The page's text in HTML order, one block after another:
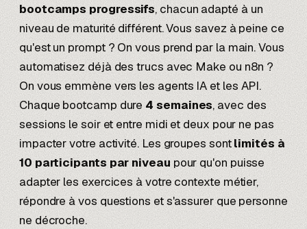
bootcamps progressifs, chacun adapté à un
niveau de maturité différent. Vous savez à peine ce
qu'est un prompt ? On vous prend par la main. Vous
automatisez déjà des trucs avec Make ou n8n ?
On vous emmène vers les agents IA et les API.
Chaque bootcamp dure 4 semaines, avec des
sessions le soir et entre midi et deux pour ne pas
impacter votre activité. Les groupes sontlimités à
10 participants par niveau pour qu'on puisse
adapter les exercices à votre contexte métier,
répondre à vos questions et s'assurer que personne
ne décroche.